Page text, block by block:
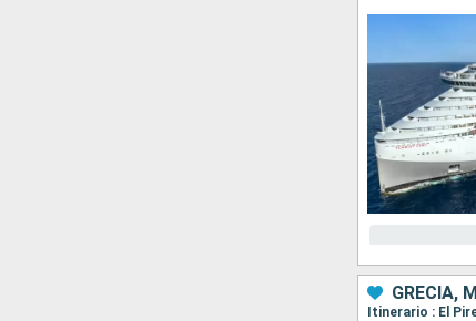
GRECIA,
Itinerario : El